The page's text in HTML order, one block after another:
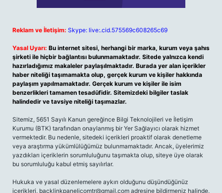
Reklam ve İletişim: Skype: live:.cid.575569c608265c69
Yasal Uyarı: Bu internet sitesi, herhangi bir marka, kurum veya şahıs
şirketi ile hiçbir bağlantısı bulunmamaktadır. Sitede yalnızca kendi
hazırladığımız makaleler paylaşılmaktadır. Burada yer alan içerikler
haber niteliği taşımamakta olup, gerçek kurum ve kişiler hakkında
paylaşım yapılmamaktadır. Gerçek kurum ve kişiler ile isim
benzerlikleri tamamen tesadüfidir. Sitemizdeki bilgiler taslak
halindedir ve tavsiye niteliği taşımazlar.
Sitemiz, 5651 Sayılı Kanun gereğince Bilgi Teknolojileri ve İletişim
Kurumu (BTK) tarafından onaylanmış bir Yer Sağlayıcı olarak hizmet
vermektedir. Bu nedenle, sitedeki içerikleri proaktif olarak denetleme
veya araştırma yükümlülüğümüz bulunmamaktadır. Ancak, üyelerimiz
yazdıkları içeriklerin sorumluluğunu taşımakta olup, siteye üye olarak
bu sorumluluğu kabul etmiş sayılırlar.
Hukuka ve yasal düzenlemelere aykırı olduğunu düşündüğünüz
içerikleri, backlinkpanelicomtr@gmail.com adresine bildirmeniz halinde,